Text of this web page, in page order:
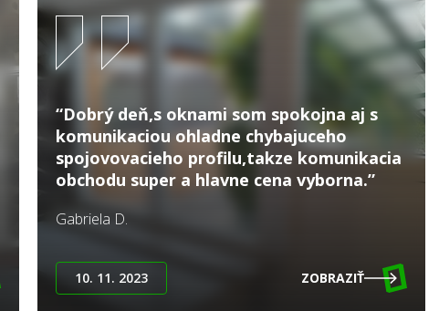
“Dobrý deň,s oknami som spokojna aj s
komunikaciou ohladne chybajuceho
spojovovacieho profilu,takze komunikacia
obchodu super a hlavne cena vyborna.”
Gabriela D.
10. 11. 2023 ZOBRAZIŤ